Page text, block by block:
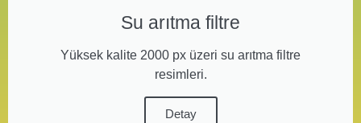
Su arıtma filtre
Yüksek kalite 2000 px üzeri su arıtma filtre
resimleri.
Detay